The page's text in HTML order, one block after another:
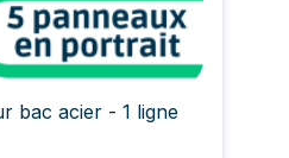
bac acier - 1 ligne